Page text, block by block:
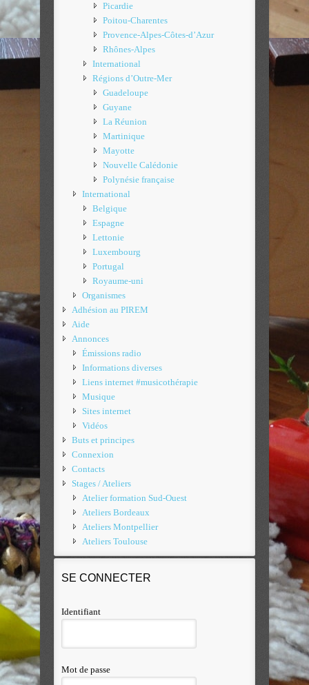
Picardie
Poitou-Charentes
Provence-Alpes-Côtes-d’Azur
Rhônes-Alpes
International
Régions d’Outre-Mer
Guadeloupe
Guyane
La Réunion
Martinique
Mayotte
Nouvelle Calédonie
Polynésie française
International
Belgique
Espagne
Lettonie
Luxembourg
Portugal
Royaume-uni
Organismes
Adhésion au PIREM
Aide
Annonces
Émissions radio
Informations diverses
Liens internet #musicothérapie
Musique
Sites internet
Vidéos
Buts et principes
Connexion
Contacts
Stages / Ateliers
Atelier formation Sud-Ouest
Ateliers Bordeaux
Ateliers Montpellier
Ateliers Toulouse
SE CONNECTER
Identifiant
Mot de passe